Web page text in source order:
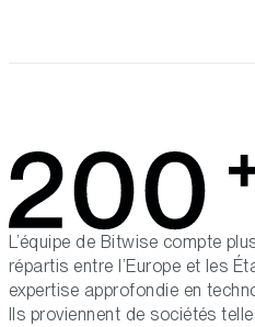
L’équipe de Bitwise compte
répartis entre l’Europe et les
expertise approfondie en
Ils proviennent de sociétés